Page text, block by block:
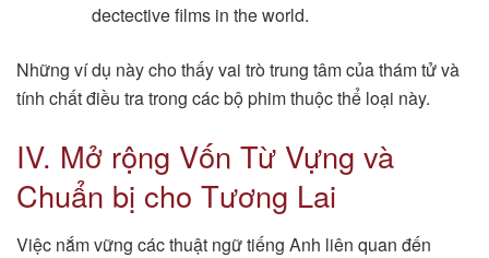
dectective films in the world.
Những ví dụ này cho thấy vai trò trung tâm của thám tử và
tính chất điều tra trong các bộ phim thuộc thể loại này.
IV. Mở rộng Vốn Từ Vựng và
Chuẩn bị cho Tương Lai
Việc nắm vững các thuật ngữ tiếng Anh liên quan đến